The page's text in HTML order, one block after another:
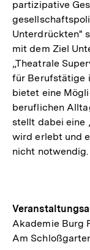
partizipative
Unterdrückten"
mit dem Ziel
„Theatrale
für Berufstätige
bietet eine
beruflichen
stellt dabei eine
wird erlebt und
nicht
Hinweise
zur
Akademie Burg
Am